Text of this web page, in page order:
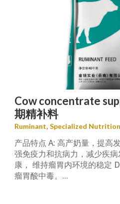
Ruminant,Specialized Nutrition
Cow concentrate
期精补料
产品特点 A: 高产奶量‌，提高
强免疫力‌和抗病力，减少疾
康‌， 维持瘤胃内环境的稳定
瘤胃酸中毒‌。...